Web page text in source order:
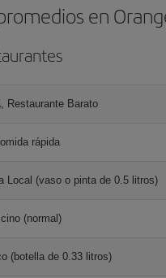
en
Restaurante Barato
rápida
Local (vaso o pinta de 0.5 litros)
(normal)
(botella de 0.33 litros)